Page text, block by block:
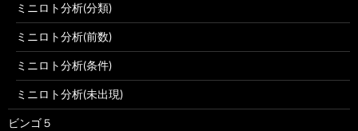
ミニロト分析(分類)
ミニロト分析(前数)
ミニロト分析(条件)
ミニロト分析(未出現)
ビンゴ５